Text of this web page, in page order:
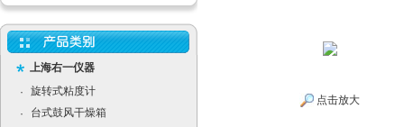
上海右一仪器
·
旋转式粘度计
·
台式鼓风干燥箱
点击放大